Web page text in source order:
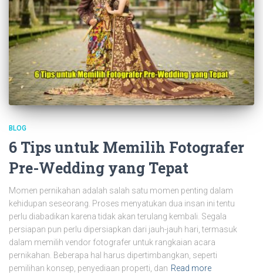
BLOG
6 Tips untuk Memilih Fotografer
Pre-Wedding yang Tepat
Momen pernikahan adalah salah satu momen penting dalam
kehidupan seseorang. Proses menyatukan dua insan ini tentu
perlu diabadikan karena tidak akan terulang kembali. Segala
persiapan pun perlu dipersiapkan dari jauh-jauh hari, termasuk
dalam memilih vendor fotografer untuk rangkaian acara
pernikahan. Beberapa hal harus dipertimbangkan, seperti
pemilihan konsep, penyediaan properti, dan Read more